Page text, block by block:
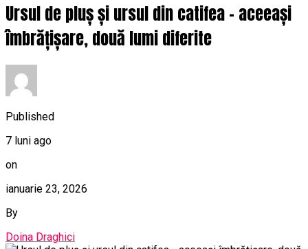
Ursul de pluș și ursul din catifea – aceeași
îmbrățișare, două lumi diferite
Published
7 luni ago
on
ianuarie 23, 2026
By
Doina Draghici